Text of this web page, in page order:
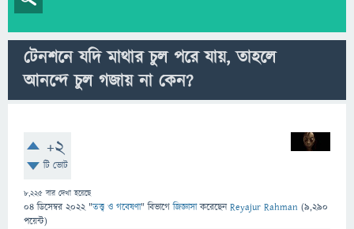
টেনশনে যদি মাথার চুল পরে যায়, তাহলে
আনন্দে চুল গজায় না কেন?
+2
টি ভোট
8,225 বার দেখা হয়েছে
04 ডিসেম্বর 2022 "তত্ত্ব ও গবেষণা" বিভাগে জিজ্ঞাসাকরেছেনReyajur Rahman (9,290
পয়েন্ট)